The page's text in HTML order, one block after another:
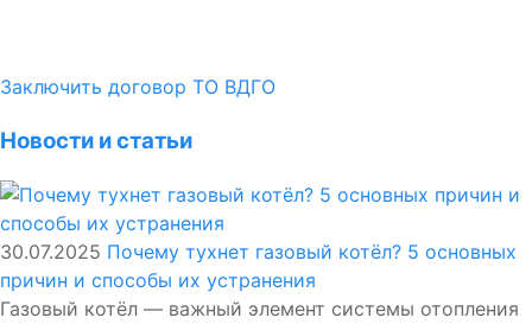
Заключить договор ТО ВДГО
Новости и статьи
30.07.2025 Почему тухнет газовый котёл? 5 основных
причин и способы их устранения
Газовый котёл — важный элемент системы отопления